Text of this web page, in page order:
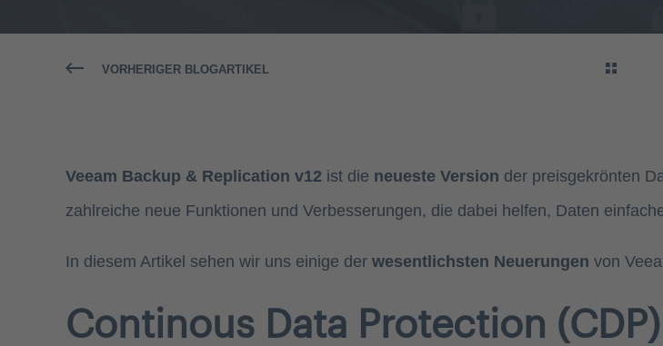
VORHERIGER BLOGARTIKEL
Veeam Backup & Replication v12 ist die neueste Version der preisgekrönten
zahlreiche neue Funktionen und Verbesserungen, die dabei helfen, Daten
In diesem Artikel sehen wir uns einige der wesentlichsten Neuerungen von
Continous Data Protection (CDP)